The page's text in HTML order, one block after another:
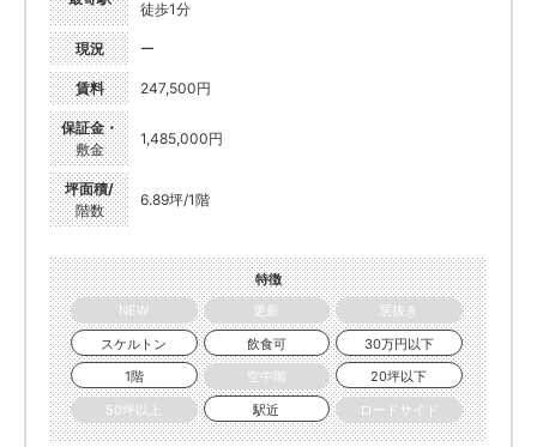
徒歩1分
現況 ー
賃料 247,500円
保証金・
敷金
1,485,000円
坪面積/
階数
6.89坪/1階
特徴
NEW
更新
居抜き
スケルトン
飲食可
30万円以下
1階
空中階
20坪以下
50坪以上
駅近 ロードサイド